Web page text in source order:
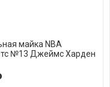
майка NBA
№13 Джеймс Харден